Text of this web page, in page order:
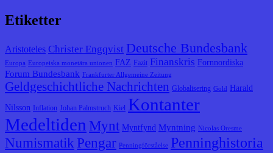
Etiketter
Aristoteles Christer Engqvist Deutsche Bundesbank
Europa Europeiska monetära unionen FAZ Fazit Finanskris Fornnordiska
Forum Bundesbank Frankfurter Allgemeine Zeitung
Geldgeschichtliche Nachrichten Globalisering Gold Harald
Nilsson Inflation Johan Palmstruch Kiel Kontanter
Medeltiden Mynt Myntfynd Myntning Nicolas Oresme
Numismatik Pengar Penningförståelse Penninghistoria